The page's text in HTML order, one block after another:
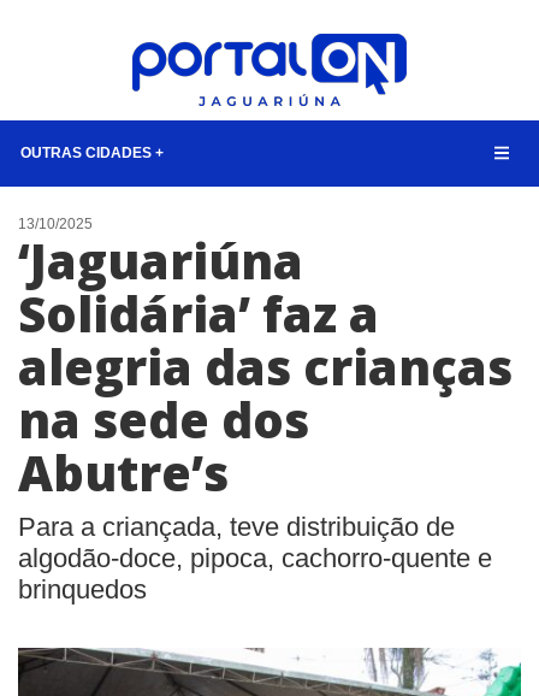
OUTRAS CIDADES +
NOTÍCIAS
LISTA DIGITAL
CONTATO
ANUNCIE
13/10/2025
‘Jaguariúna
Solidária’ faz a
alegria das crianças
na sede dos
Abutre’s
Para a criançada, teve distribuição de
algodão-doce, pipoca, cachorro-quente e
brinquedos